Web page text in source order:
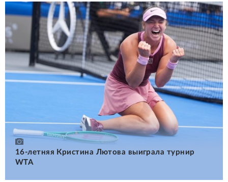
16-летняя Кристина Лютова выиграла турнир
WTA